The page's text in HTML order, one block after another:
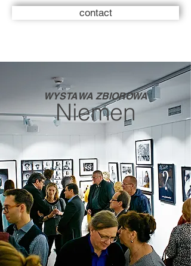
contact
WYSTAWA ZBIOROWA
Niemen